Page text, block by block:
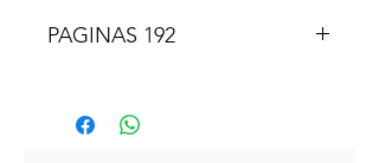
PAGINAS 192